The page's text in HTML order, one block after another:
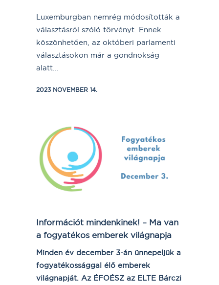
Luxemburgban nemrég módosították a
választásról szóló törvényt. Ennek
köszönhetően, az októberi parlamenti
választásokon már a gondnokság
alatt...
2023 NOVEMBER 14.
Információt mindenkinek! – Ma van
a fogyatékos emberek világnapja
Minden év december 3-án ünnepeljük a
fogyatékossággal élő emberek
világnapját. Az ÉFOÉSZ az ELTE Bárczi